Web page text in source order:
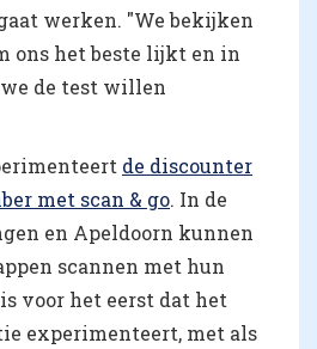
werken. "We bekijken
ons het beste lijkt en in
de test willen
de discounter
met scan & go. In de
en Apeldoorn kunnen
scannen met hun
voor het eerst dat het
experimenteert, met als